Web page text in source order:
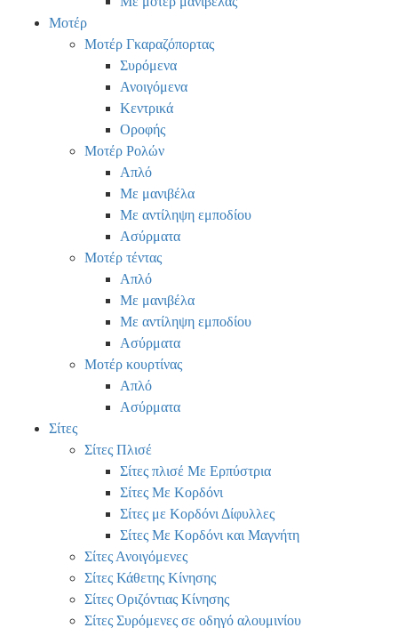
Μοτέρ
Μοτέρ Γκαραζόπορτας
Συρόμενα
Ανοιγόμενα
Κεντρικά
Οροφής
Μοτέρ Ρολών
Απλό
Με μανιβέλα
Με αντίληψη εμποδίου
Ασύρματα
Μοτέρ τέντας
Απλό
Με μανιβέλα
Με αντίληψη εμποδίου
Ασύρματα
Μοτέρ κουρτίνας
Απλό
Ασύρματα
Σίτες
Σίτες Πλισέ
Σίτες πλισέ Με Ερπύστρια
Σίτες Με Κορδόνι
Σίτες με Κορδόνι Δίφυλλες
Σίτες Με Κορδόνι και Μαγνήτη
Σίτες Ανοιγόμενες
Σίτες Κάθετης Κίνησης
Σίτες Οριζόντιας Κίνησης
Σίτες Συρόμενες σε οδηγό αλουμινίου